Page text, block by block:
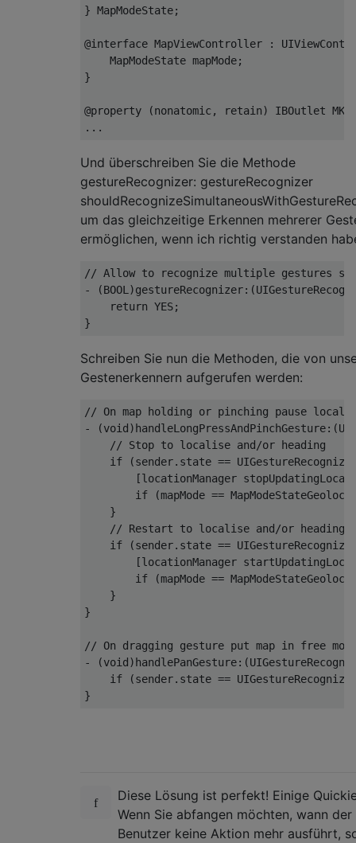
} MapModeState;
@interface MapViewController :
MapModeState mapMode;
}
@property (nonatomic , retain) IBOutlet
...
Und überschreiben Sie die Methode
gestureRecognizer: gestureRecognizer
um das gleichzeitige Erkennen mehrerer
ermöglichen, wenn ich richtig verstanden
// Allow to recognize multiple gestures
-
(BOOL )gestureRecognizer:(
return YES;
}
Schreiben Sie nun die Methoden, die von
Gestenerkennern aufgerufen werden:
// On map holding or pinching pause
-
(void)handleLongPressAndPinchGesture:(
// Stop to localise and/or heading
if
(sender. state ==
[locationManager
if
(mapMode ==
}
// Restart to localise and/or heading
if
(sender. state ==
[locationManager
if
(mapMode ==
}
}
// On dragging gesture put map in free
-
(void)handlePanGesture:(
if
(sender. state ==
}
Diese Lösung ist perfekt! Einige
Wenn Sie abfangen möchten, wann der
Benutzer keine Aktion mehr ausführt,